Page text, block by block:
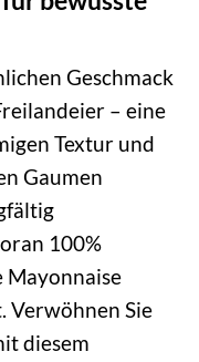
Geschmack
– eine
Textur und
Gaumen
100%
Mayonnaise
Verwöhnen Sie
diesem